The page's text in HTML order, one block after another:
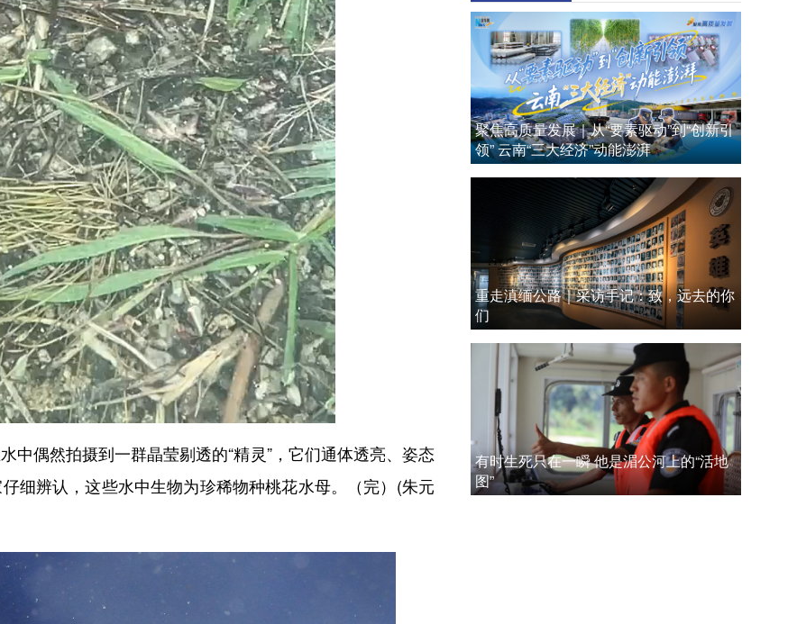
偶然拍摄到一群晶莹剔透的“精灵”，它们通体透亮、姿态
细辨认，这些水中生物为珍稀物种桃花水母。（完）(朱元
聚焦高质量发展｜从“要素驱动”到“创新引
领” 云南“三大经济”动能澎湃
重走滇缅公路｜采访手记：致，远去的你
们
有时生死只在一瞬 他是湄公河上的“活地
图”